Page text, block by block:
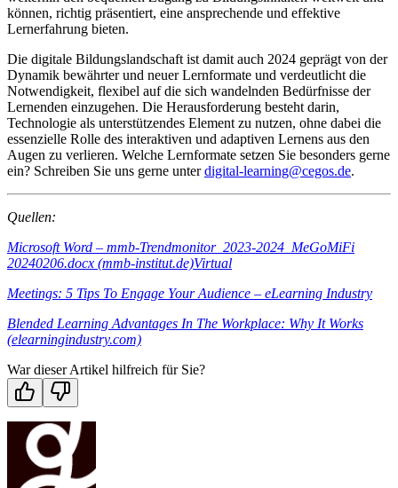
können, richtig präsentiert, eine ansprechende und effektive
Lernerfahrung bieten.
Die digitale Bildungslandschaft ist damit auch 2024 geprägt von der
Dynamik bewährter und neuer Lernformate und verdeutlicht die
Notwendigkeit, flexibel auf die sich wandelnden Bedürfnisse der
Lernenden einzugehen. Die Herausforderung besteht darin,
Technologie als unterstützendes Element zu nutzen, ohne dabei die
essenzielle Rolle des interaktiven und adaptiven Lernens aus den
Augen zu verlieren. Welche Lernformate setzen Sie besonders gerne
ein? Schreiben Sie uns gerne unterdigital-learning@cegos.de.
Quellen:
Microsoft Word – mmb-Trendmonitor_2023-2024_MeGoMiFi
20240206.docx (mmb-institut.de)Virtual
Meetings: 5 Tips To Engage Your Audience – eLearning Industry
Blended Learning Advantages In The Workplace: Why It Works
(elearningindustry.com)
War dieser Artikel hilfreich für Sie?